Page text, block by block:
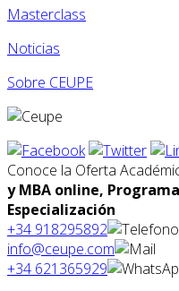
Masterclass
Noticias
Sobre CEUPE
Conoce la Oferta
y MBA online,
Especialización
+34 918295892
info@ceupe.com
+34 621365929